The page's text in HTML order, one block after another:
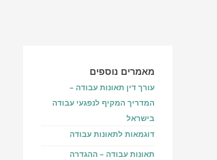
מאמרים נוספים‎
עורך דין תאונות עבודה –
המדריך המקיף לנפגעי עבודה
בישראל
דוגמאות לתאונות עבודה
תאונות עבודה – ההגדרה